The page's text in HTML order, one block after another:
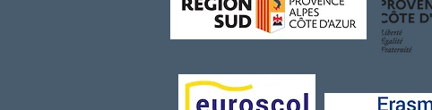
{Formation Yachting - École